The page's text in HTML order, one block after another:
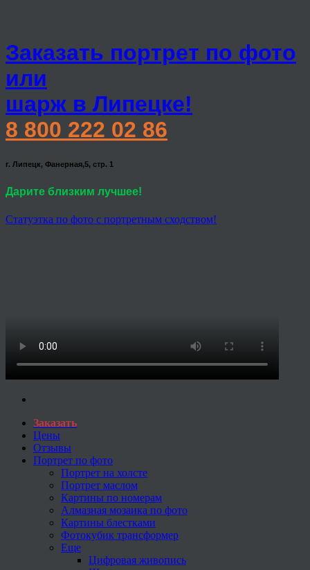
Заказать портрет по фото
или
шарж в Липецке!
8 800 222 02 86
г. Липецк, Фанерная,5, стр. 1
Дарите близким лучшее!
Статуэтка по фото с портретным сходством!
Заказать
Цены
Отзывы
Портрет по фото
Портрет на холсте
Портрет маслом
Картины по номерам
Алмазная мозаика по фото
Картины блестками
Фотокубик трансформер
Еще
Цифровая живопись